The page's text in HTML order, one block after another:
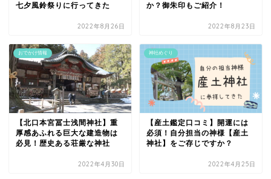
七夕風鈴祭りに行ってきた
2022年8月26日
か？御朱印もご紹介！
2022年8月23日
おでかけ情報
【北口本宮冨士浅間神社】重
厚感あふれる巨大な建造物は
必見！歴史ある荘厳な神社
2022年4月30日
神社めぐり
【産土鑑定口コミ】開運には
必須！自分担当の神様【産土
神社】をご存じですか？
2022年4月25日